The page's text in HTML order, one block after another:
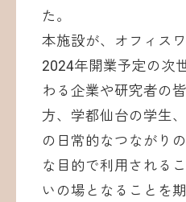
た。
本施設が、オフィス
2024年開業予定の次
わる企業や研究者の
方、学都仙台の学生
の日常的なつながり
な目的で利用される
いの場となることを